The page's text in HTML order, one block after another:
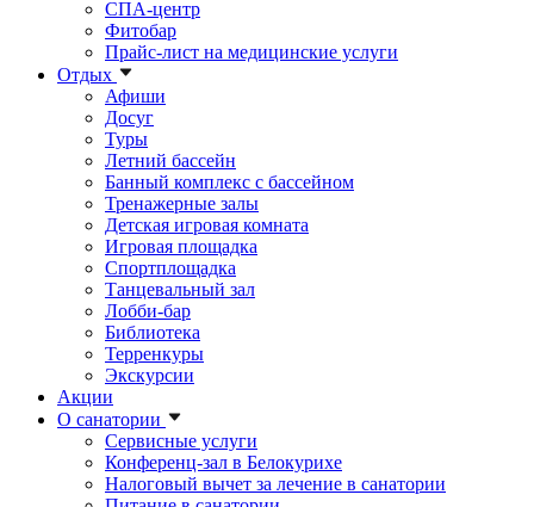
СПА-центр
Фитобар
Прайс-лист на медицинские услуги
Отдых
Афиши
Досуг
Туры
Летний бассейн
Банный комплекс с бассейном
Тренажерные залы
Детская игровая комната
Игровая площадка
Спортплощадка
Танцевальный зал
Лобби-бар
Библиотека
Терренкуры
Экскурсии
Акции
О санатории
Сервисные услуги
Конференц-зал в Белокурихе
Налоговый вычет за лечение в санатории